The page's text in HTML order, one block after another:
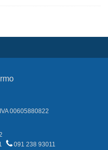
00605880822
091 238 93011